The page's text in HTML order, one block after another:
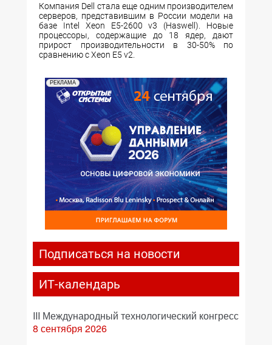
Компания Dell стала еще одним производителем
серверов, представившим в России модели на
базе Intel Xeon E5-2600 v3 (Haswell). Новые
процессоры, содержащие до 18 ядер, дают
прирост производительности в 30-50% по
сравнению с Xeon E5 v2.
РЕКЛАМА
Подписаться на новости
ИТ-календарь
III Международный технологический конгресс
8 сентября 2026